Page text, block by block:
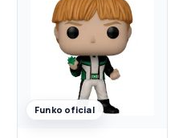
Funko oficial